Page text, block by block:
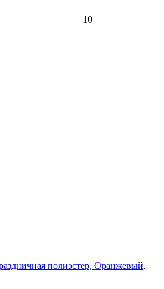
10
полиэстер, Оранжевый,